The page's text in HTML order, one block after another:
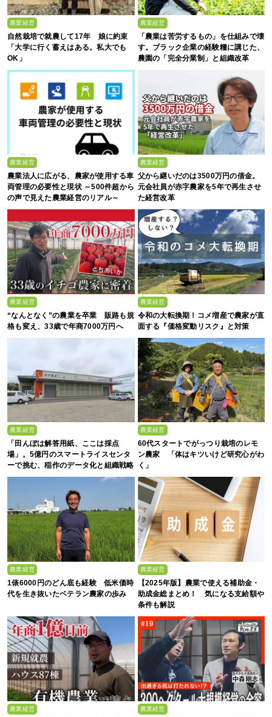
農業経営
自然栽培で就農して17年 娘に約束
「大学に行く蓄えはある。私大でも
OK」
農業経営
「農業は苦労するもの」を仕組みで壊
す。ブラック企業の経験糧に講じた、
農園の「完全分業制」と組織改革
農業経営
農業法人に広がる、農家が使用する車
両管理の必要性と現状 ～500件超から
の声で見えた農業経営のリアル～
農業経営
父から継いだのは3500万円の借金。
元会社員が赤字農家を5年で再生させ
た経営改革
農業経営
“なんとなく”の農業を卒業 販路も規
格も変え、33歳で年商7000万円へ
農業経営
令和の大転換期！コメ増産で農家が直
面する『価格変動リスク』と対策
農業経営
「田んぼは解答用紙、ここは採点
場」。5億円のスマートライスセンタ
ーで挑む、稲作のデータ化と組織戦略
農業経営
60代スタートでがっつり栽培のレモ
ン農家 「体はキツいけど研究心がわ
く」
農業経営
1俵6000円のどん底も経験 低米価時
代を生き抜いたベテラン農家の歩み
農業経営
【2025年版】農業で使える補助金・
助成金総まとめ！ 気になる支給額や
条件も解説
農業経営 農業経営